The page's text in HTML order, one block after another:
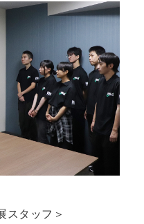
スタッフ＞